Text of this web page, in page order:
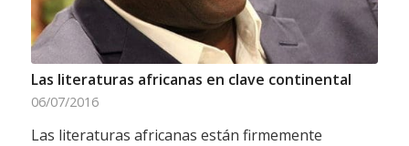
Las literaturas africanas en clave continental
06/07/2016
Las literaturas africanas están firmemente